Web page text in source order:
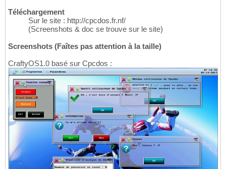
Téléchargement
Sur le site : http://cpcdos.fr.nf/
(Screenshots & doc se trouve sur le site)
Screenshots (Faîtes pas attention à la taille)
CraftyOS1.0 basé sur Cpcdos :